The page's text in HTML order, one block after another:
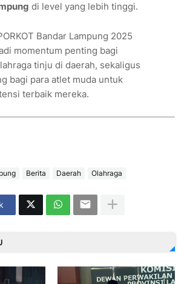
di level yang lebih tinggi.
Bandar Lampung 2025
momentum penting bagi
tinju di daerah, sekaligus
bagi para atlet muda untuk
terbaik mereka.
Berita Daerah Olahraga